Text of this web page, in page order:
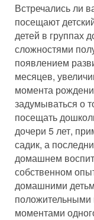
Встречались ли
посещают
детей в группах
сложностями
появлением
месяцев,
момента
задумываться о
посещать
дочери 5 лет,
садик, а
домашнем
собственном
домашними
положительными
моментами